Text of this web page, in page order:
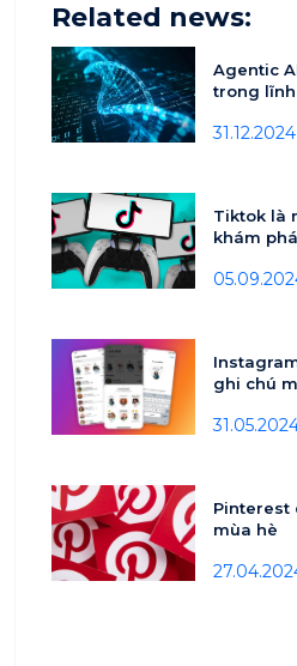
Related news:
Agentic
trong lĩnh
31.12.2024
Tiktok là
khám
ghi chú
Pinterest
mùa hè